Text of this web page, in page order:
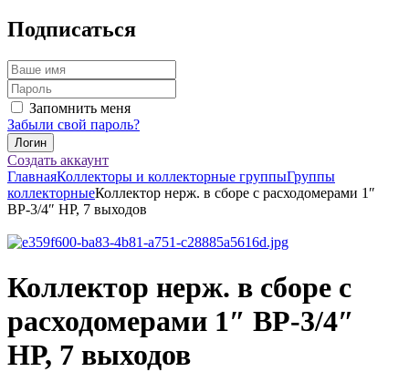
Подписаться
Запомнить меня
Забыли свой пароль?
Создать аккаунт
ГлавнаяКоллекторы и коллекторные группыГруппы
коллекторныеКоллектор нерж. в сборе с расходомерами 1″
ВР-3/4″ НР, 7 выходов
Коллектор нерж. в сборе с
расходомерами 1″ ВР-3/4″
НР, 7 выходов